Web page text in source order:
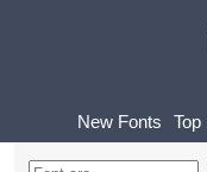
New Fonts Top